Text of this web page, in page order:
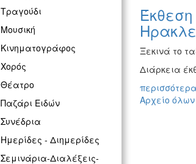
Τραγούδι
Μουσική
Κινηματογράφος
Χορός
Θέατρο
Παζάρι Ειδών
Συνέδρια
Ημερίδες - Διημερίδες
Σεμινάρια-Διαλέξεις-
Ξεκινά το
Διάρκεια
Αρχείο